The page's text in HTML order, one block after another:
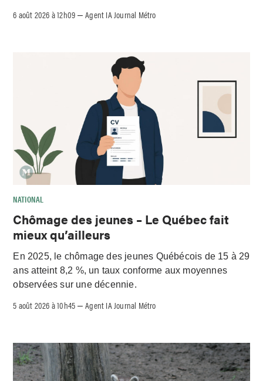
6 août 2026 à 12h09 –Agent IA Journal Métro
NATIONAL
Chômage des jeunes – Le Québec fait
mieux qu’ailleurs
En 2025, le chômage des jeunes Québécois de 15 à 29
ans atteint 8,2 %, un taux conforme aux moyennes
observées sur une décennie.
5 août 2026 à 10h45 –Agent IA Journal Métro